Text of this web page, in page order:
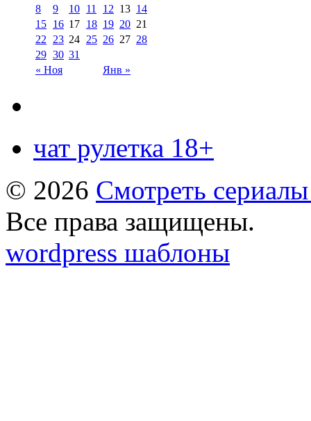
« Ноя Янв »
8
9 10 11 12 13 14
15 16 17 18 19 20 21
22
23 24 25 26 27 28
29 30 31
чат рулетка 18+
© 2026 Смотреть
Все права защищены.
wordpress шаблоны